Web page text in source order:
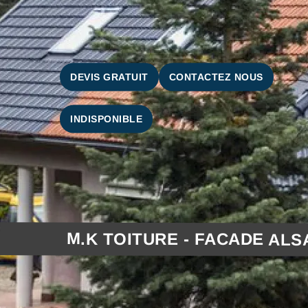
DEVIS GRATUIT CONTACTEZ NOUS
INDISPONIBLE
M.K TOITURE - FACADE